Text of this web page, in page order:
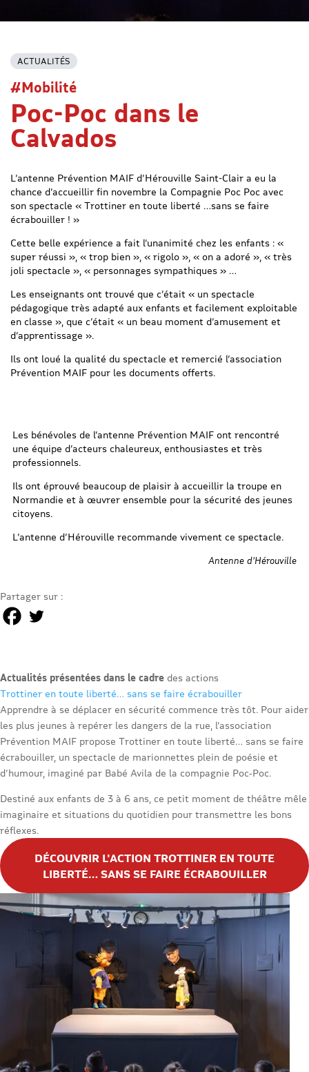
ACTUALITÉS
#Mobilité
Poc-Poc dans le
Calvados
L’antenne Prévention MAIF d’Hérouville Saint-Clair a eu la
chance d’accueillir fin novembre la Compagnie Poc Poc avec
son spectacle « Trottiner en toute liberté …sans se faire
écrabouiller ! »
Cette belle expérience a fait l’unanimité chez les enfants : «
super réussi », « trop bien », « rigolo », « on a adoré », « très
joli spectacle », « personnages sympathiques » …
Les enseignants ont trouvé que c’était « un spectacle
pédagogique très adapté aux enfants et facilement exploitable
en classe », que c’était « un beau moment d’amusement et
d’apprentissage ».
Ils ont loué la qualité du spectacle et remercié l’association
Prévention MAIF pour les documents offerts.
Les bénévoles de l’antenne Prévention MAIF ont rencontré
une équipe d’acteurs chaleureux, enthousiastes et très
professionnels.
Ils ont éprouvé beaucoup de plaisir à accueillir la troupe en
Normandie et à œuvrer ensemble pour la sécurité des jeunes
citoyens.
L’antenne d’Hérouville recommande vivement ce spectacle.
Antenne d’Hérouville
Partager sur :
Actualités présentées dans le cadre des actions
Trottiner en toute liberté… sans se faire écrabouiller
Apprendre à se déplacer en sécurité commence très tôt. Pour aider
les plus jeunes à repérer les dangers de la rue, l’association
Prévention MAIF propose Trottiner en toute liberté… sans se faire
écrabouiller, un spectacle de marionnettes plein de poésie et
d’humour, imaginé par Babé Avila de la compagnie Poc‑Poc.
Destiné aux enfants de 3 à 6 ans, ce petit moment de théâtre mêle
imaginaire et situations du quotidien pour transmettre les bons
réflexes.
DÉCOUVRIR L'ACTION TROTTINER EN TOUTE
LIBERTÉ… SANS SE FAIRE ÉCRABOUILLER